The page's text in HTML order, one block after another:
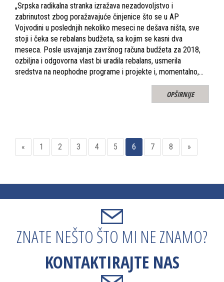
„Srpska radikalna stranka izražava nezadovoljstvo i
zabrinutost zbog poražavajuće činjenice što se u AP
Vojvodini u poslednjih nekoliko meseci ne dešava ništa, sve
stoji i čeka se rebalans budžeta, sa kojim se kasni dva
meseca. Posle usvajanja završnog računa budžeta za 2018,
ozbiljna i odgovorna vlast bi uradila rebalans, usmerila
sredstva na neophodne programe i projekte i, momentalno,…
OPŠIRNIJE
« 1 2 3 4 5 6 7 8 »
ZNATE NEŠTO ŠTO MI NE ZNAMO?
KONTAKTIRAJTE NAS